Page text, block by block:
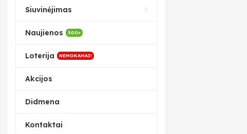
Siuvinėjimas
Naujienos 300+
Loterija NEMOKAMAI!
Akcijos
Didmena
Kontaktai